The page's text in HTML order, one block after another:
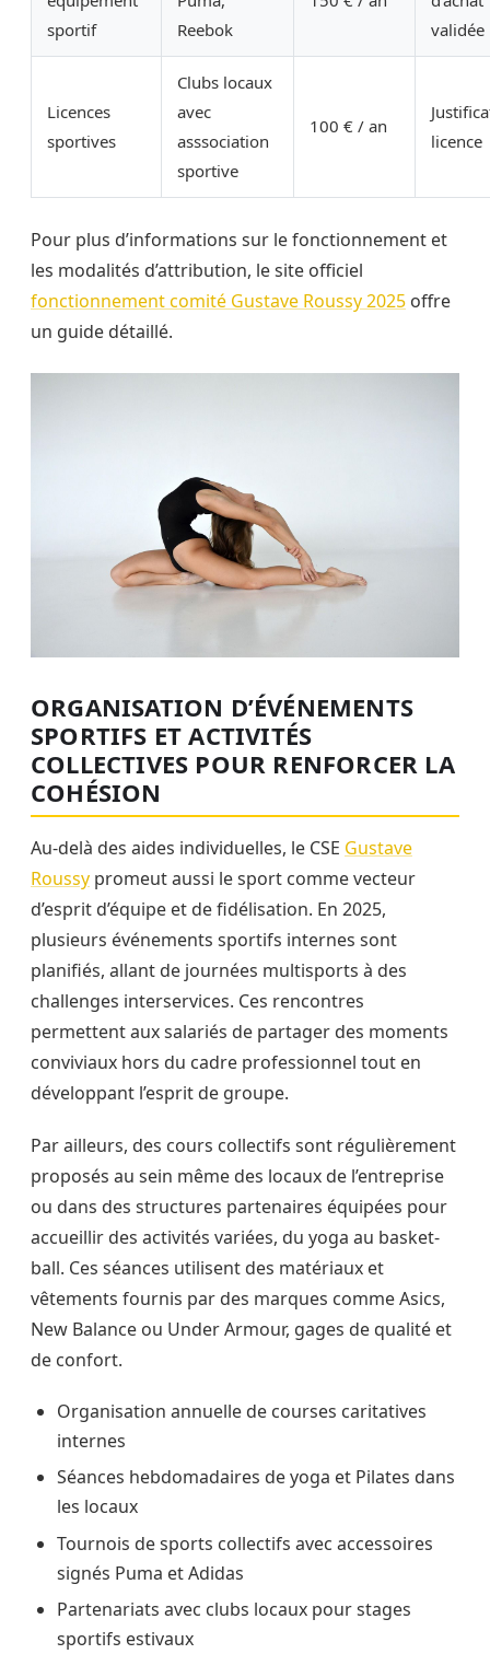
sportif
Reebok
validée
Licences
sportives
Clubs locaux
avec
asssociation
sportive
100 € / an
licence
Pour plus d’informations sur le fonctionnement et
les modalités d’attribution, le site officiel
fonctionnement comité Gustave Roussy 2025 offre
un guide détaillé.
ORGANISATION D’ÉVÉNEMENTS
SPORTIFS ET ACTIVITÉS
COLLECTIVES POUR RENFORCER LA
COHÉSION
Au-delà des aides individuelles, le CSE Gustave
Roussy promeut aussi le sport comme vecteur
d’esprit d’équipe et de fidélisation. En 2025,
plusieurs événements sportifs internes sont
planifiés, allant de journées multisports à des
challenges interservices. Ces rencontres
permettent aux salariés de partager des moments
conviviaux hors du cadre professionnel tout en
développant l’esprit de groupe.
Par ailleurs, des cours collectifs sont régulièrement
proposés au sein même des locaux de l’entreprise
ou dans des structures partenaires équipées pour
accueillir des activités variées, du yoga au basket-
ball. Ces séances utilisent des matériaux et
vêtements fournis par des marques comme Asics,
New Balance ou Under Armour, gages de qualité et
de confort.
Organisation annuelle de courses caritatives
internes
Séances hebdomadaires de yoga et Pilates dans
les locaux
Tournois de sports collectifs avec accessoires
signés Puma et Adidas
Partenariats avec clubs locaux pour stages
sportifs estivaux